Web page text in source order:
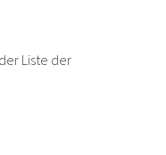
Liste der